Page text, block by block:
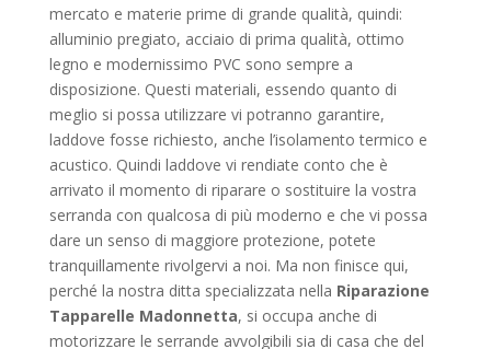
mercato e materie prime di grande qualità, quindi:
alluminio pregiato, acciaio di prima qualità, ottimo
legno e modernissimo PVC sono sempre a
disposizione. Questi materiali, essendo quanto di
meglio si possa utilizzare vi potranno garantire,
laddove fosse richiesto, anche l’isolamento termico e
acustico. Quindi laddove vi rendiate conto che è
arrivato il momento di riparare o sostituire la vostra
serranda con qualcosa di più moderno e che vi possa
dare un senso di maggiore protezione, potete
tranquillamente rivolgervi a noi. Ma non finisce qui,
perché la nostra ditta specializzata nella Riparazione
Tapparelle Madonnetta, si occupa anche di
motorizzare le serrande avvolgibili sia di casa che del